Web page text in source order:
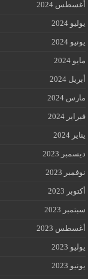
أغسطس 2024
يوليو 2024
يونيو 2024
مايو 2024
أبريل 2024
مارس 2024
فبراير 2024
يناير 2024
ديسمبر 2023
نوفمبر 2023
أكتوبر 2023
سبتمبر 2023
أغسطس 2023
يوليو 2023
يونيو 2023